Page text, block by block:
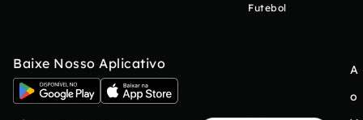
Futebol
Baixe Nosso Aplicativo
A
o